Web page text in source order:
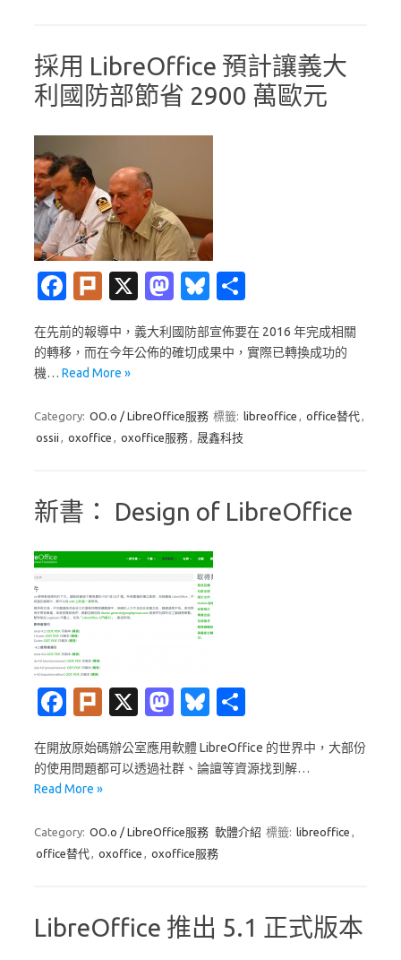
採用 LibreOffice 預計讓義大
利國防部節省 2900 萬歐元
Fa
e
b
o
Pl
k
X
M
t
o
Bl
es
在先前的報導中，義大利國防部宣佈要在 2016 年完成相關
的轉移，而在今年公佈的確切成果中，實際已轉換成功的
機… Read More »
Category: OO.o / LibreOffice服務 標籤: libreoffice , office替代,
ossii , oxoffice , oxoffice服務, 晟鑫科技
新書： Design of LibreOffice
Fa
e
b
o
Pl
k
X
M
t
o
Bl
es
在開放原始碼辦公室應用軟體 LibreOffice 的世界中，大部份
的使用問題都可以透過社群、論譠等資源找到解…
Read More »
Category: OO.o / LibreOffice服務 軟體介紹 標籤: libreoffice ,
office替代, oxoffice , oxoffice服務
LibreOffice 推出 5.1 正式版本